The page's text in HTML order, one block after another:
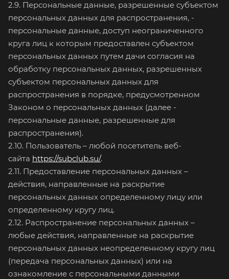
2.9. Персональные данные, разрешенные субъектом
персональных данных для распространения, -
персональные данные, доступ неограниченного
круга лиц к которым предоставлен субъектом
персональных данных путем дачи согласия на
обработку персональных данных, разрешенных
субъектом персональных данных для
распространения в порядке, предусмотренном
Законом о персональных данных (далее -
персональные данные, разрешенные для
распространения).
2.10. Пользователь – любой посетитель веб-
сайта https://subclub.su/.
2.11. Предоставление персональных данных –
действия, направленные на раскрытие
персональных данных определенному лицу или
определенному кругу лиц.
2.12. Распространение персональных данных –
любые действия, направленные на раскрытие
персональных данных неопределенному кругу лиц
(передача персональных данных) или на
ознакомление с персональными данными